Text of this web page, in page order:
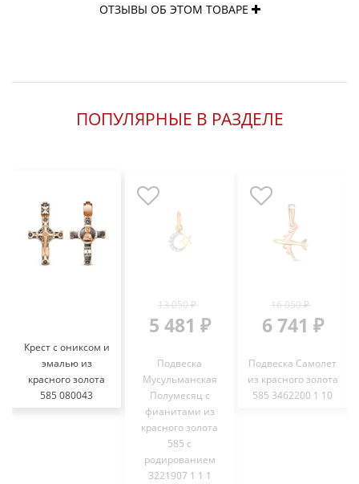
ОТЗЫВЫ ОБ ЭТОМ ТОВАРЕ
ПОПУЛЯРНЫЕ В РАЗДЕЛЕ
Крест с ониксом и
эмалью из
красного золота
585 080043
13 050 ₽
5 481 ₽
Подвеска
Мусульманская
Полумесяц с
фианитами из
красного золота
585 с
родированием
3221907 1 1 1
16 050 ₽
6 741 ₽
Подвеска Самолет
из красного золота
585 3462200 1 10